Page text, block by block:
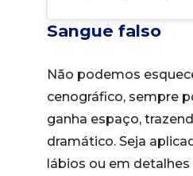
Sangue falso
Não podemos
cenográfico, sempre
ganha espaço,
dramático. Seja
lábios ou em